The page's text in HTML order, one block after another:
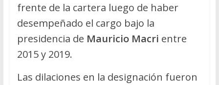
frente de la cartera luego de haber
desempeñado el cargo bajo la
presidencia de Mauricio Macri entre
2015 y 2019.
Las dilaciones en la designación fueron